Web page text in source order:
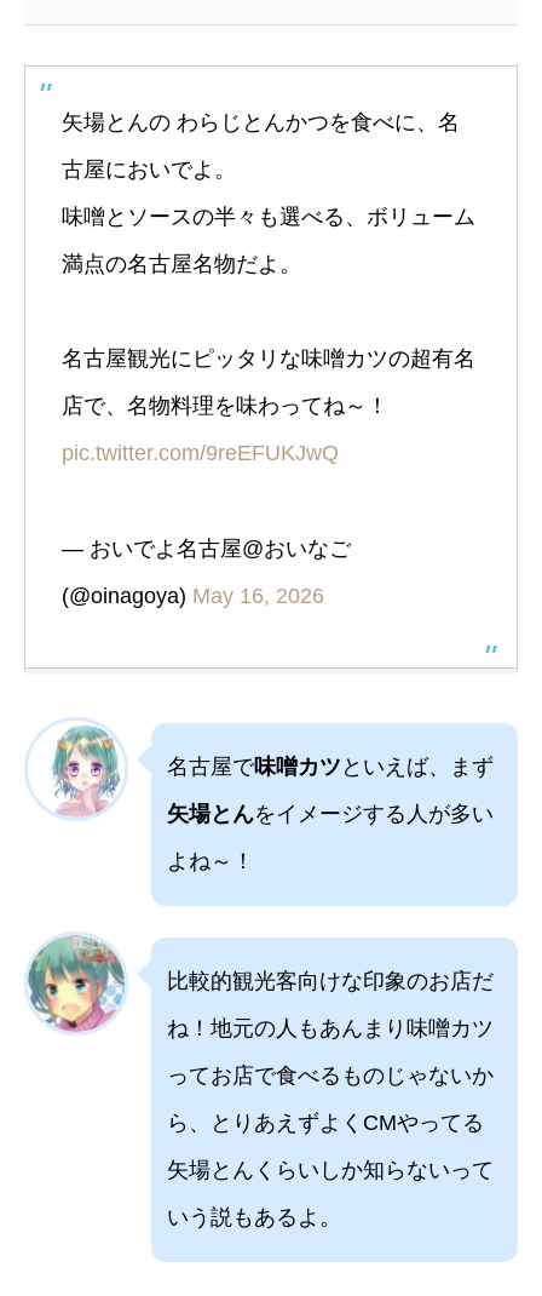
矢場とんの わらじとんかつを食べに、名
古屋においでよ。
味噌とソースの半々も選べる、ボリューム
満点の名古屋名物だよ。
名古屋観光にピッタリな味噌カツの超有名
店で、名物料理を味わってね～！
pic.twitter.com/9reEFUKJwQ
— おいでよ名古屋@おいなご
(@oinagoya) May 16, 2026
名古屋で味噌カツ といえば、まず
矢場とんをイメージする人が多い
よね～！
比較的観光客向けな印象のお店だ
ね！地元の人もあんまり味噌カツ
ってお店で食べるものじゃないか
ら、とりあえずよくCMやってる
矢場とんくらいしか知らないって
いう説もあるよ。